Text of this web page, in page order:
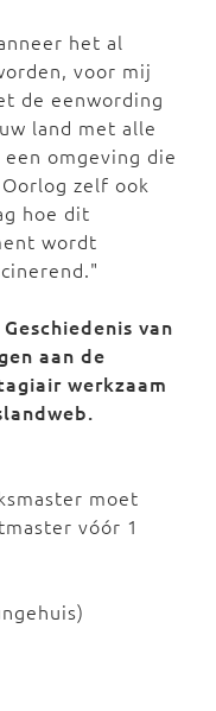
het al
voor mij
de eenwording
land met alle
omgeving die
zelf ook
hoe dit
wordt
van
aan de
werkzaam
moet
vóór 1